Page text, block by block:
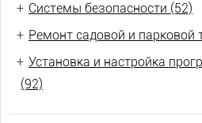
+ Системы безопасности (52)
+ Ремонт садовой и парковой
+ Установка и настройка
(92)